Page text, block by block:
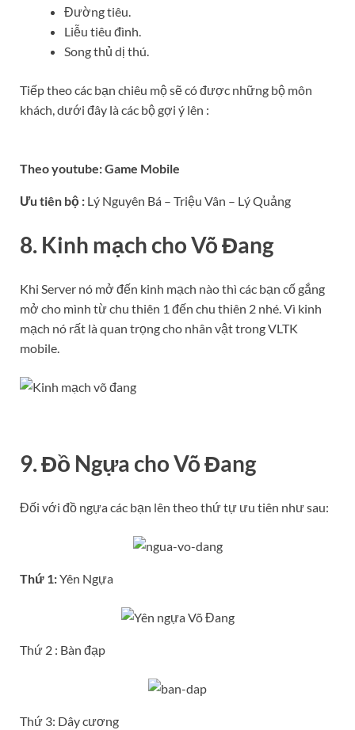
Đường tiêu.
Liễu tiêu đình.
Song thủ dị thú.
Tiếp theo các bạn chiêu mộ sẽ có được những bộ môn
khách, dưới đây là các bộ gợi ý lên :
Theo youtube: Game Mobile
Ưu tiên bộ : Lý Nguyên Bá – Triệu Vân – Lý Quảng
8. Kinh mạch cho Võ Đang
Khi Server nó mở đến kinh mạch nào thì các bạn cố gắng
mở cho mình từ chu thiên 1 đến chu thiên 2 nhé. Vì kinh
mạch nó rất là quan trọng cho nhân vật trong VLTK
mobile.
9. Đồ Ngựa cho Võ Đang
Đối với đồ ngựa các bạn lên theo thứ tự ưu tiên như sau:
Thứ 1:Yên Ngựa
Thứ 2 : Bàn đạp
Thứ 3: Dây cương